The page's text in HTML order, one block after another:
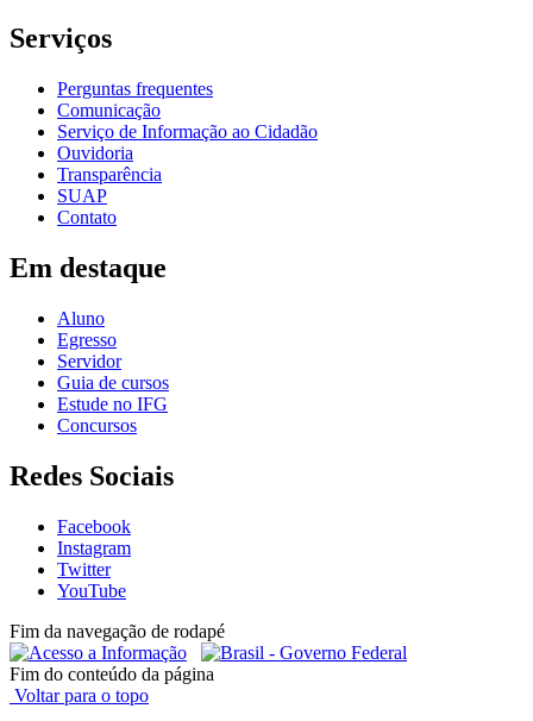
Serviços
Perguntas frequentes
Comunicação
Serviço de Informação ao Cidadão
Ouvidoria
Transparência
SUAP
Contato
Em destaque
Aluno
Egresso
Servidor
Guia de cursos
Estude no IFG
Concursos
Redes Sociais
Facebook
Instagram
Twitter
YouTube
Fim da navegação de rodapé
Fim do conteúdo da página
Voltar para o topo